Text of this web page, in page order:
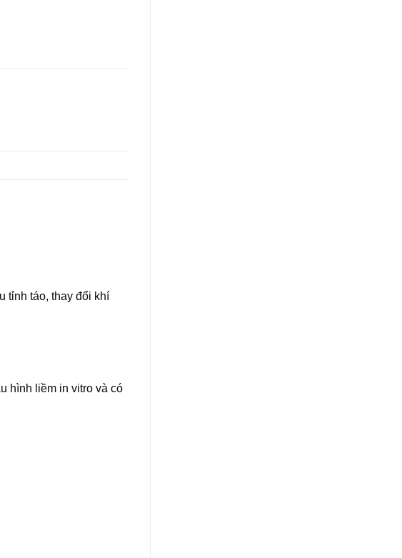
tỉnh táo, thay đổi khí
hình liềm in vitro và có